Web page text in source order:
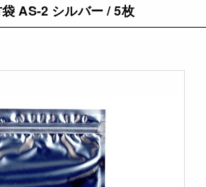
AS-2 シルバー / 5枚